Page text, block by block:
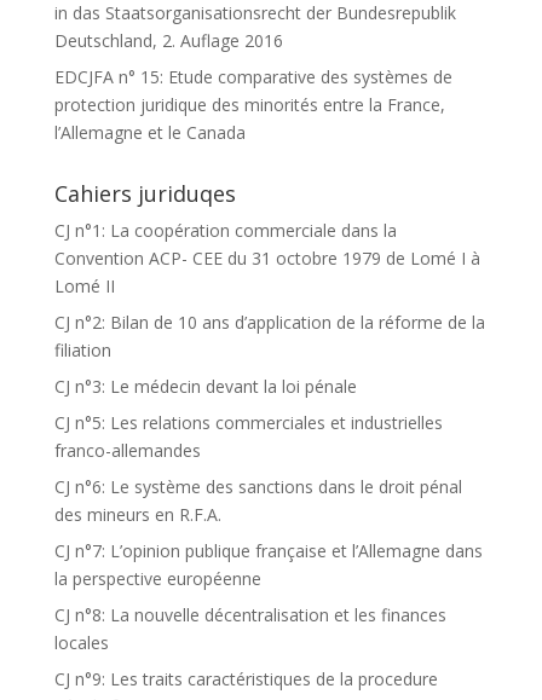
in das Staatsorganisationsrecht der Bundesrepublik
Deutschland, 2. Auflage 2016
EDCJFA n° 15: Etude comparative des systèmes de
protection juridique des minorités entre la France,
l’Allemagne et le Canada
Cahiers juriduqes
CJ n°1: La coopération commerciale dans la
Convention ACP- CEE du 31 octobre 1979 de Lomé I à
Lomé II
CJ n°2: Bilan de 10 ans d’application de la réforme de la
filiation
CJ n°3: Le médecin devant la loi pénale
CJ n°5: Les relations commerciales et industrielles
franco-allemandes
CJ n°6: Le système des sanctions dans le droit pénal
des mineurs en R.F.A.
CJ n°7: L’opinion publique française et l’Allemagne dans
la perspective européenne
CJ n°8: La nouvelle décentralisation et les finances
locales
CJ n°9: Les traits caractéristiques de la procedure